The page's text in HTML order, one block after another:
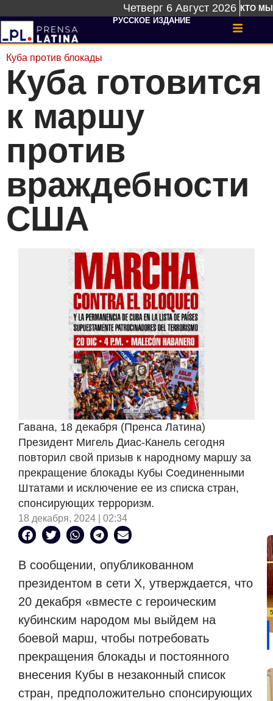
Четверг 6 Август 2026 КТО МЫ
РУССКОЕ ИЗДАНИЕ
Куба против блокады
Куба готовится
к маршу
против
враждебности
США
Гавана, 18 декабря (Пренса Латина)
Президент Мигель Диас-Канель сегодня
повторил свой призыв к народному маршу за
прекращение блокады Кубы Соединенными
Штатами и исключение ее из списка стран,
спонсирующих терроризм.
18 декабря, 2024 | 02:34
В сообщении, опубликованном
президентом в сети X, утверждается, что
20 декабря «вместе с героическим
кубинским народом мы выйдем на
боевой марш, чтобы потребовать
прекращения блокады и постоянного
внесения Кубы в незаконный список
стран, предположительно спонсирующих